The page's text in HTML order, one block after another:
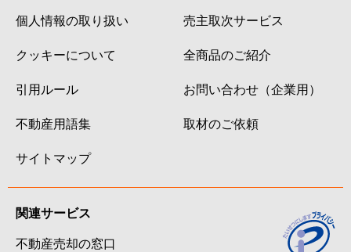
個人情報の取り扱い
クッキーについて
引用ルール
不動産用語集
サイトマップ
売主取次サービス
全商品のご紹介
お問い合わせ（企業用）
取材のご依頼
関連サービス
不動産売却の窓口